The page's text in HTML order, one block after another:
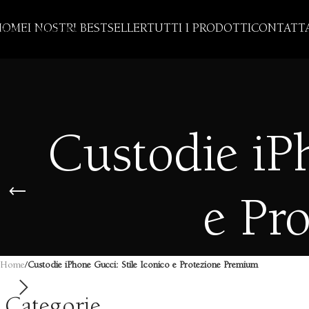
Skip to main content
I NOSTRI BESTSELLERTUTTI I PRODOTTI
Custodie
e
Home/Custodie iPhone Gucci: Stile Iconico e Protezione Premium